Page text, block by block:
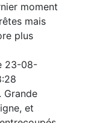
moment
mais
plus
23-08-
Grande
et